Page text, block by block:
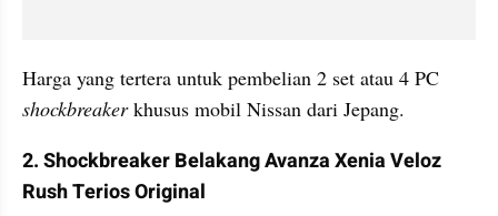
shockbreaker khusus mobil Nissan dari Jepang.
2. Shockbreaker Belakang Avanza Xenia Veloz
Rush Terios Original